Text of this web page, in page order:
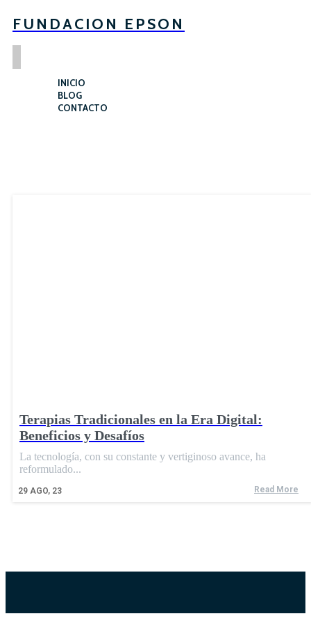
FUNDACION EPSON
INICIO
BLOG
CONTACTO
Terapias Tradicionales en la Era Digital:
Beneficios y Desafíos
29 AGO, 23
La tecnología, con su constante y vertiginoso avance, ha
reformulado...
Read More